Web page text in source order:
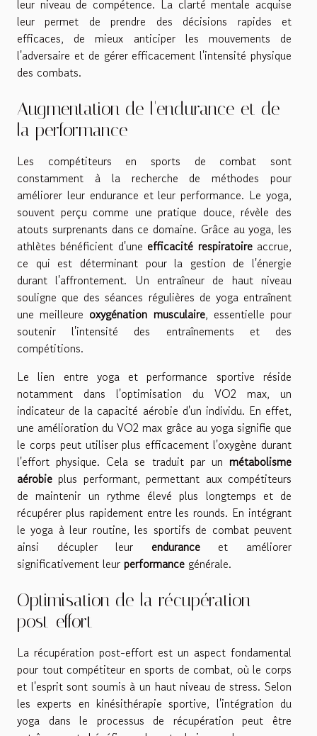
leur niveau de compétence. La clarté mentale acquise
leur permet de prendre des décisions rapides et
efficaces, de mieux anticiper les mouvements de
l'adversaire et de gérer efficacement l'intensité physique
des combats.
Augmentation de l'endurance et de
la performance
Les compétiteurs en sports de combat sont
constamment à la recherche de méthodes pour
améliorer leur endurance et leur performance. Le yoga,
souvent perçu comme une pratique douce, révèle des
atouts surprenants dans ce domaine. Grâce au yoga, les
athlètes bénéficient d'une efficacité respiratoireaccrue,
ce qui est déterminant pour la gestion de l'énergie
durant l'affrontement. Un entraîneur de haut niveau
souligne que des séances régulières de yoga entraînent
une meilleure oxygénation musculaire, essentielle pour
soutenir l'intensité des entraînements et des
compétitions.
Le lien entre yoga et performance sportive réside
notamment dans l'optimisation du VO2 max, un
indicateur de la capacité aérobie d'un individu. En effet,
une amélioration du VO2 max grâce au yoga signifie que
le corps peut utiliser plus efficacement l'oxygène durant
l'effort physique. Cela se traduit par un métabolisme
aérobie plus performant, permettant aux compétiteurs
de maintenir un rythme élevé plus longtemps et de
récupérer plus rapidement entre les rounds. En intégrant
le yoga à leur routine, les sportifs de combat peuvent
ainsi décupler leur enduranceet améliorer
significativement leur performance générale.
Optimisation de la récupération
post-effort
La récupération post-effort est un aspect fondamental
pour tout compétiteur en sports de combat, où le corps
et l'esprit sont soumis à un haut niveau de stress. Selon
les experts en kinésithérapie sportive, l'intégration du
yoga dans le processus de récupération peut être